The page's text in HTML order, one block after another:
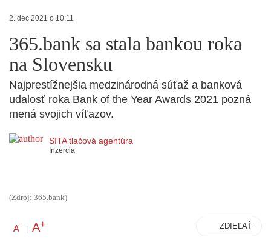
2. dec 2021 o 10:11
365.bank sa stala bankou roka
na Slovensku
Najprestížnejšia medzinárodná súťaž a banková
udalosť roka Bank of the Year Awards 2021 pozná
mená svojich víťazov.
SITA tlačová agentúra
Inzercia
(Zdroj: 365.bank)
A- | A+ ZDIEĽAŤ